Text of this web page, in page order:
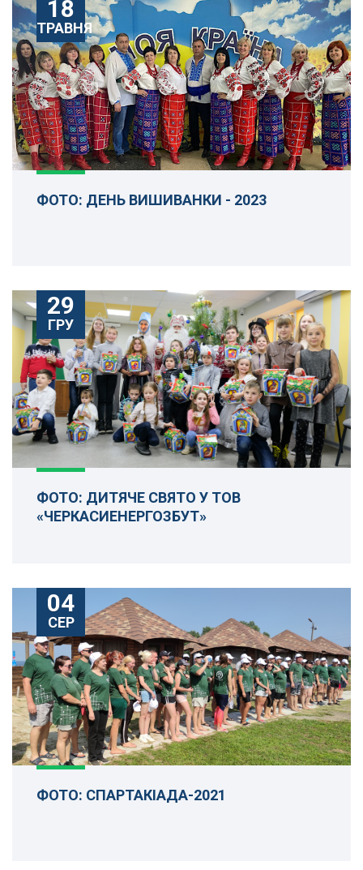
18
ТРАВНЯ
ФОТО: ДЕНЬ ВИШИВАНКИ - 2023
29
ГРУ
ФОТО: ДИТЯЧЕ СВЯТО У ТОВ
«ЧЕРКАСИЕНЕРГОЗБУТ»
04
СЕР
ФОТО: СПАРТАКІАДА-2021